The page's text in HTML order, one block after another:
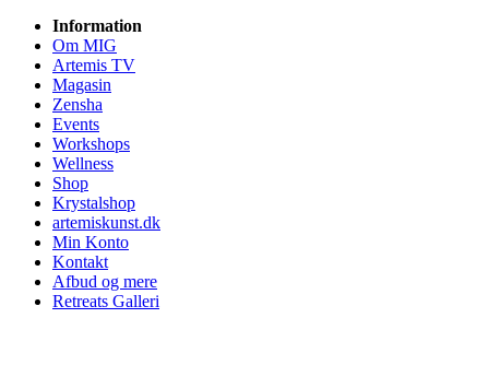
Information
Om MIG
Artemis TV
Magasin
Zensha
Events
Workshops
Wellness
Shop
Krystalshop
artemiskunst.dk
Min Konto
Kontakt
Afbud og mere
Retreats Galleri